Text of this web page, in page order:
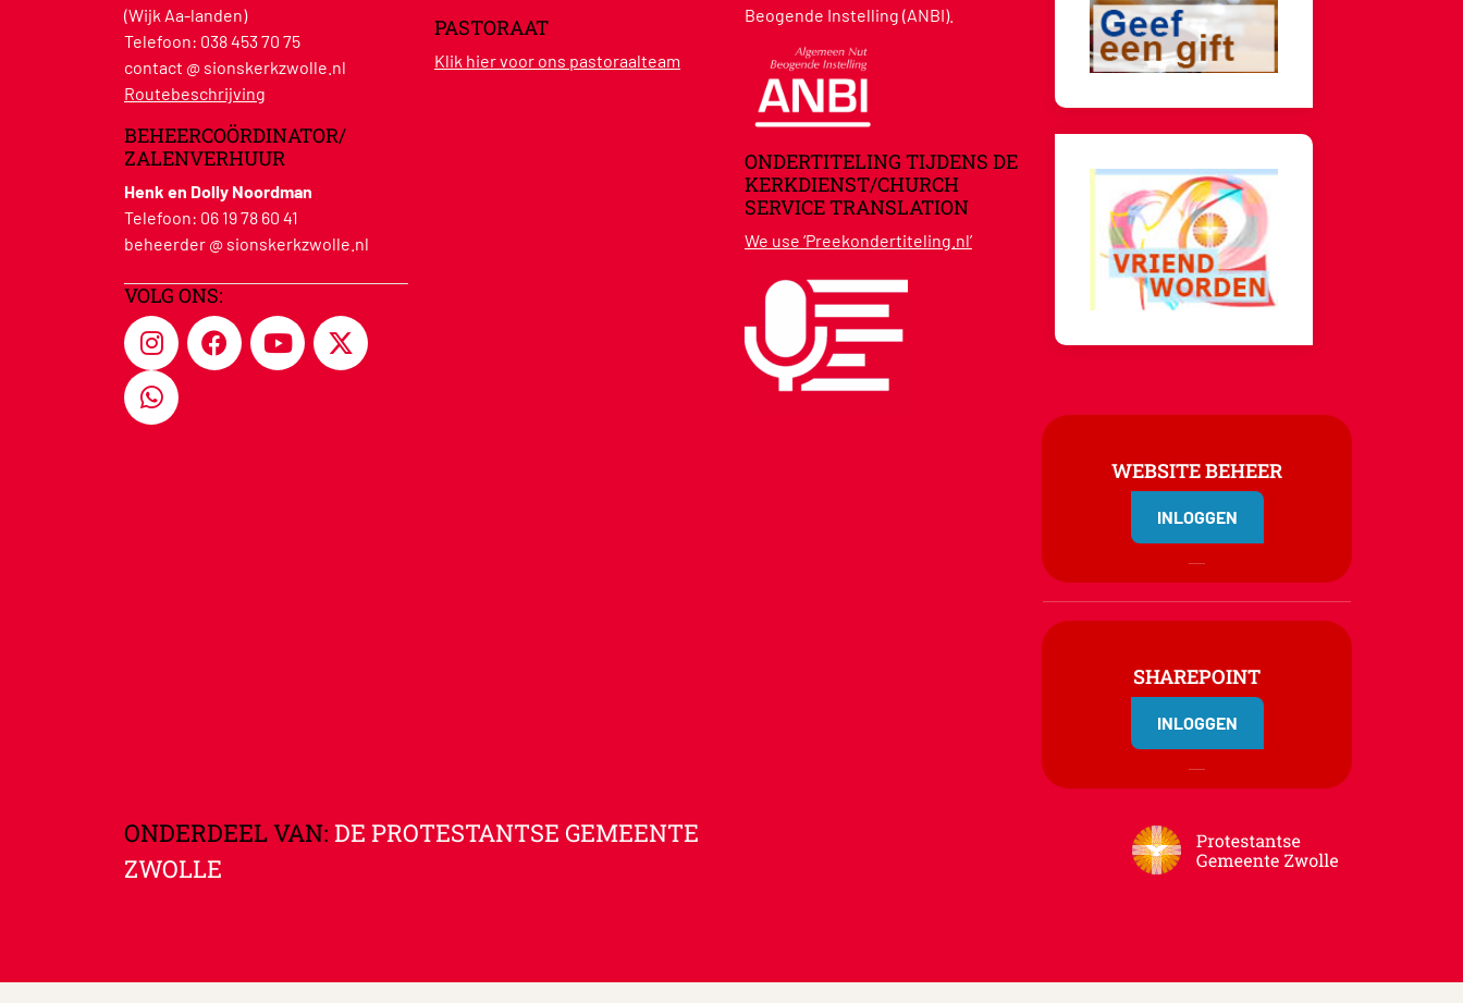
(Wijk Aa-landen)
Telefoon: 038 453 70 75
contact @ sionskerkzwolle.nl
Routebeschrijving
BEHEERCOÖRDINATOR/
ZALENVERHUUR
Henk en Dolly Noordman
Telefoon: 06 19 78 60 41
beheerder @ sionskerkzwolle.nl
VOLG ONS:
PASTORAAT
Klik hier voor ons pastoraalteam
Beogende Instelling (ANBI).
ONDERTITELING TIJDENS DE
KERKDIENST/CHURCH
SERVICE TRANSLATION
We use ‘Preekondertiteling.nl’
WEBSITE BEHEER
INLOGGEN
SHAREPOINT
INLOGGEN
ONDERDEEL VAN: DE PROTESTANTSE GEMEENTE
ZWOLLE